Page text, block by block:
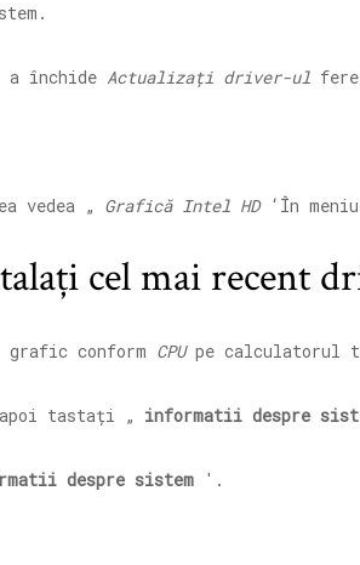
a închide Actualizați driver-ul
vedea „ Grafică Intel HD‘În
cel mai recent
conform CPUpe calculatorul
tastați „ informatii despre
despre sistem '.